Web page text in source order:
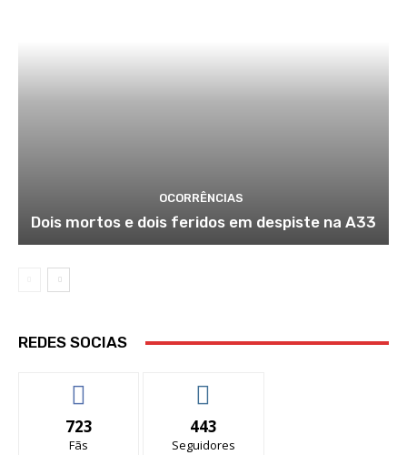
OCORRÊNCIAS
Dois mortos e dois feridos em despiste na A33
REDES SOCIAS
723
Fãs
443
Seguidores